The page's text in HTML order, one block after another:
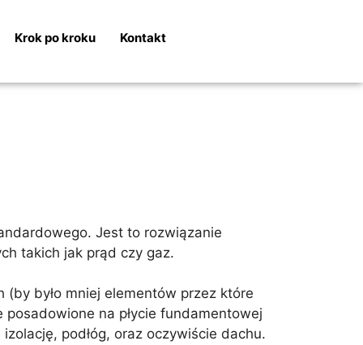
Krok po kroku Kontakt
Jest to rozwiązanie
takich jak prąd czy gaz.
było mniej elementów przez które
na płycie fundamentowej
podłóg, oraz oczywiście dachu.